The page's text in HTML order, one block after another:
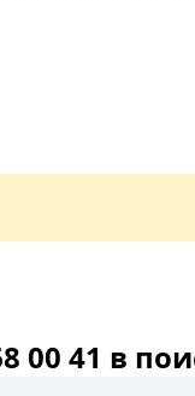
41 в